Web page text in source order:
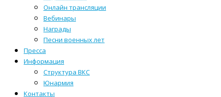
Онлайн трансляции
Вебинары
Награды
Песни военных лет
Пресса
Информация
Структура ВКС
Юнармия
Контакты